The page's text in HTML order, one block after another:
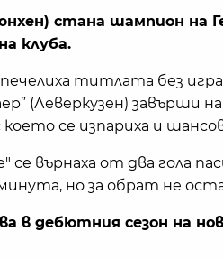
стана шампион на
клуба.
титлата без
(Леверкузен) завърши
което се изпариха и
се върнаха от два гола
но за обрат не
в дебютния сезон на